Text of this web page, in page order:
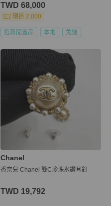
TWD 68,000
現折 2,000
近新閒置品 本地 免運
Chanel
香奈兒 Chanel 雙C珍珠水鑽耳釘
TWD 19,792